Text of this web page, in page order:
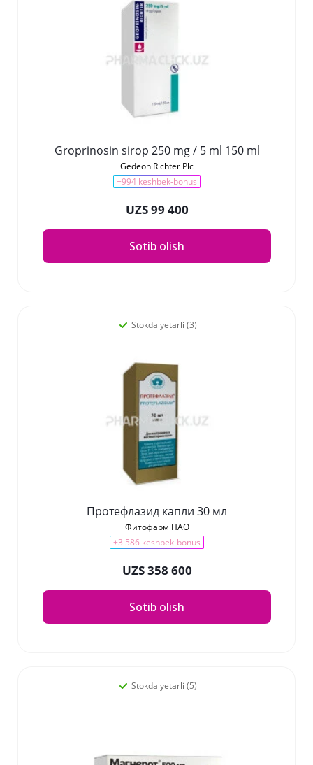
Groprinosin sirop 250 mg / 5 ml 150 ml
Gedeon Richter Plc
+994 keshbek-bonus
UZS 99 400
Sotib olish
Stokda yetarli (3)
Протефлазид капли 30 мл
Фитофарм ПАО
+3 586 keshbek-bonus
UZS 358 600
Sotib olish
Stokda yetarli (5)